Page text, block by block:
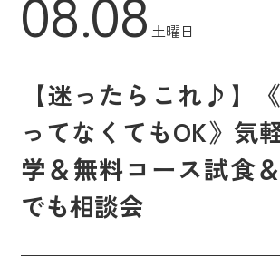
08.08 土曜日
【迷ったらこれ♪】
ってなくてもOK》気
学＆無料コース試食
でも相談会